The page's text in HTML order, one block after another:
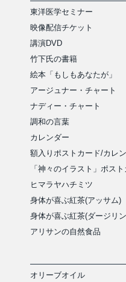
東洋医学セミナー
映像配信チケット
講演DVD
竹下氏の書籍
絵本「もしもあなたが」
アージュナー・チャート
ナディー・チャート
調和の言葉
カレンダー
額入りポストカード/カレ
「神々のイラスト」ポス
ヒマラヤハチミツ
身体が喜ぶ紅茶(アッサム)
身体が喜ぶ紅茶(ダージリ
アリサンの自然食品
オリーブオイル